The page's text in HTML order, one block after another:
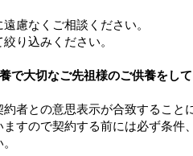
慮なくご相談ください。
り込みください。
で大切なご先祖様のご供養をし
者との意思表示が合致すること
すので契約する前には必ず条件